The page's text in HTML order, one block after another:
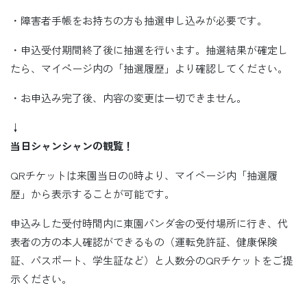
・障害者手帳をお持ちの方も抽選申し込みが必要です。
・申込受付期間終了後に抽選を行います。抽選結果が確定し
たら、マイページ内の「抽選履歴」より確認してください。
・お申込み完了後、内容の変更は一切できません。
↓
当日シャンシャンの観覧！
QRチケットは来園当日の0時より、マイページ内「抽選履
歴」から表示することが可能です。
申込みした受付時間内に東園パンダ舎の受付場所に行き、代
表者の方の本人確認ができるもの（運転免許証、健康保険
証、パスポート、学生証など）と人数分のQRチケットをご提
示ください。